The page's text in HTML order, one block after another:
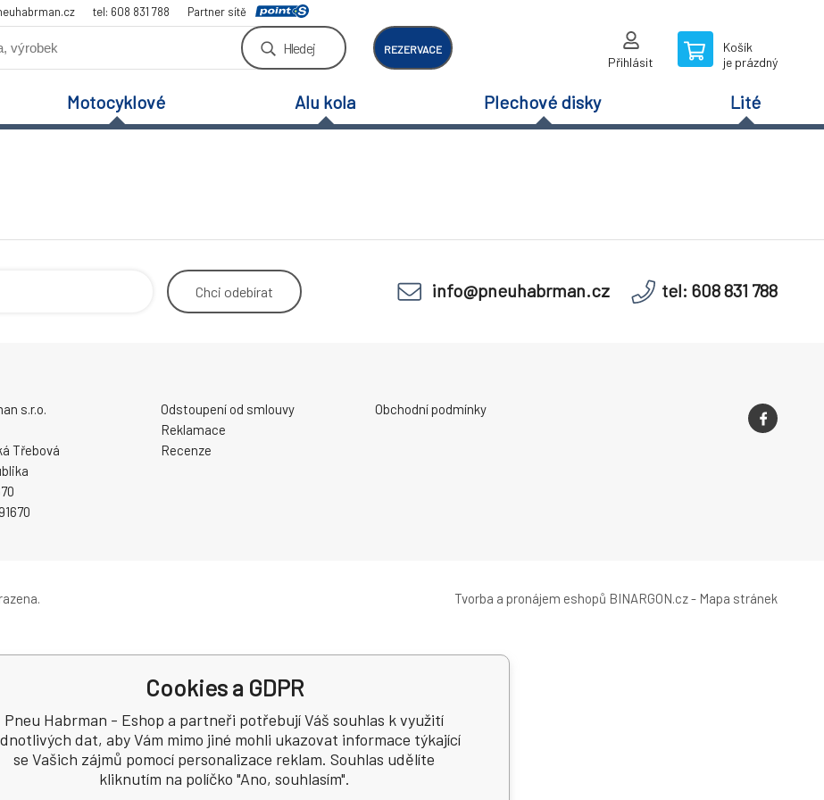
tel: 608 831 788 Partner sítě
Hledej REZERVACE
Přihlásit
Košík
je prázdný
Motocyklové Alu kola Plechové disky Lité
Chci odebírat info@pneuhabrman.cz tel: 608 831 788
s.r.o.
Třebová
Odstoupení od smlouvy
Reklamace
Recenze
Obchodní podmínky
Tvorba a pronájem eshopů BINARGON.cz- Mapa stránek
Cookies a GDPR
Pneu Habrman - Eshop a partneři potřebují Váš souhlas k využití
dat, aby Vám mimo jiné mohli ukazovat informace týkající
se Vašich zájmů pomocí personalizace reklam. Souhlas udělíte
kliknutím na políčko "Ano, souhlasím".